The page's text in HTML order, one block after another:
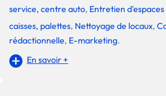
service, centre auto, Entretien
caisses, palettes, Nettoyage de locaux,
rédactionnelle, E-marketing.
En savoir +